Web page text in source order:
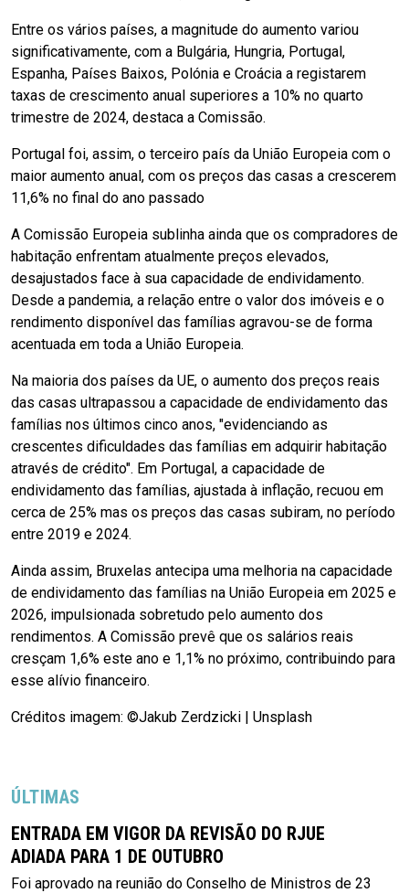
Entre os vários países, a magnitude do aumento variou
significativamente, com a Bulgária, Hungria, Portugal,
Espanha, Países Baixos, Polónia e Croácia a registarem
taxas de crescimento anual superiores a 10% no quarto
trimestre de 2024, destaca a Comissão.
Portugal foi, assim, o terceiro país da União Europeia com o
maior aumento anual, com os preços das casas a crescerem
11,6% no final do ano passado
A Comissão Europeia sublinha ainda que os compradores de
habitação enfrentam atualmente preços elevados,
desajustados face à sua capacidade de endividamento.
Desde a pandemia, a relação entre o valor dos imóveis e o
rendimento disponível das famílias agravou-se de forma
acentuada em toda a União Europeia.
Na maioria dos países da UE, o aumento dos preços reais
das casas ultrapassou a capacidade de endividamento das
famílias nos últimos cinco anos, "evidenciando as
crescentes dificuldades das famílias em adquirir habitação
através de crédito". Em Portugal, a capacidade de
endividamento das famílias, ajustada à inflação, recuou em
cerca de 25% mas os preços das casas subiram, no período
entre 2019 e 2024.
Ainda assim, Bruxelas antecipa uma melhoria na capacidade
de endividamento das famílias na União Europeia em 2025 e
2026, impulsionada sobretudo pelo aumento dos
rendimentos. A Comissão prevê que os salários reais
cresçam 1,6% este ano e 1,1% no próximo, contribuindo para
esse alívio financeiro.
Créditos imagem: ©Jakub Zerdzicki | Unsplash
ÚLTIMAS
ENTRADA EM VIGOR DA REVISÃO DO RJUE
ADIADA PARA 1 DE OUTUBRO
Foi aprovado na reunião do Conselho de Ministros de 23